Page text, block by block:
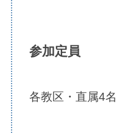
参加定員
各教区・直属4